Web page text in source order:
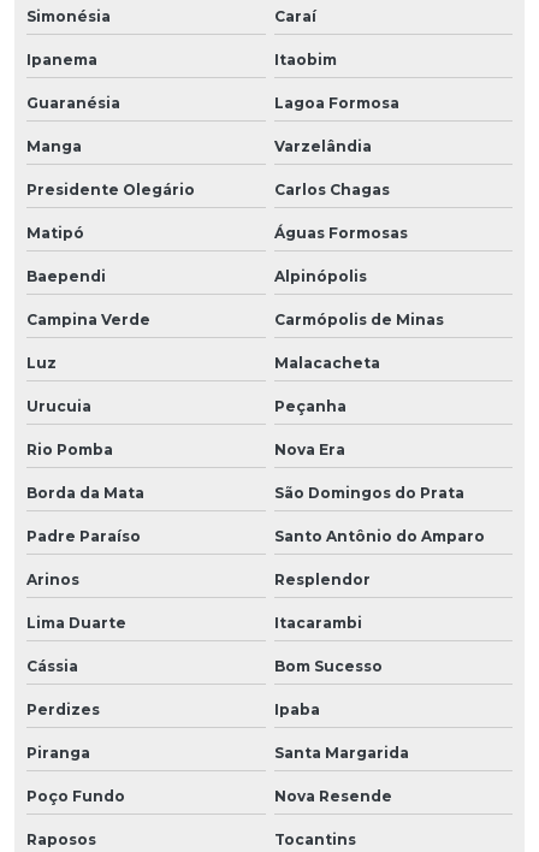
Simonésia Caraí
Ipanema Itaobim
Guaranésia Lagoa Formosa
Manga Varzelândia
Presidente Olegário Carlos Chagas
Matipó Águas Formosas
Baependi Alpinópolis
Campina Verde Carmópolis de Minas
Luz Malacacheta
Urucuia Peçanha
Rio Pomba Nova Era
Borda da Mata São Domingos do Prata
Padre Paraíso Santo Antônio do Amparo
Arinos Resplendor
Lima Duarte Itacarambi
Cássia Bom Sucesso
Perdizes Ipaba
Piranga Santa Margarida
Poço Fundo Nova Resende
Raposos Tocantins